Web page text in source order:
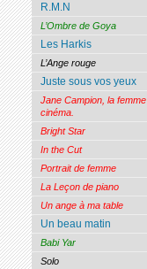
R.M.N
L’Ombre de Goya
Les Harkis
L’Ange rouge
Juste sous vos yeux
Jane Campion, la femme
cinéma.
Bright Star
In the Cut
Portrait de femme
La Leçon de piano
Un ange à ma table
Un beau matin
Babi Yar
Solo